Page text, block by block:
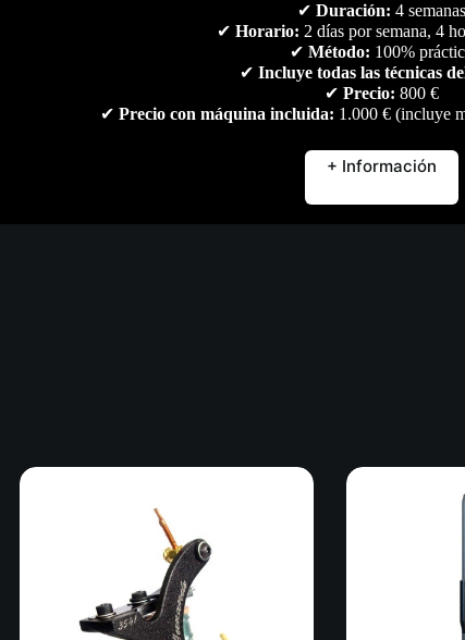
Pen – A diferencia de las máquinas de tatuaje tradicionales
una experiencia de tatuaje satisfactoria compuesta por el
de la batería y registrará tu tiempo de trabajo.
✔ Duración: 4 semanas
✔ Horario: 2 días por semana, 4
✔ Método: 100%
✔ Incluye todas las técnicas
✔ Precio: 800 €
✔ Precio con máquina incluida: 1.000 € (incluye
+ Información